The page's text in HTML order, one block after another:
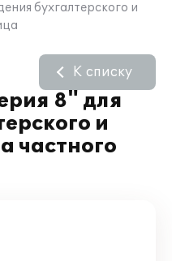
бухгалтерского и
8" для
и
частного
К списку